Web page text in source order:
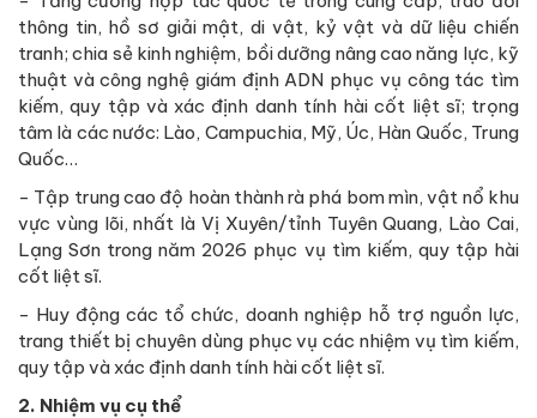
thông tin, hồ sơ giải mật, di vật, kỷ vật và dữ liệu chiến
tranh; chia sẻ kinh nghiệm, bồi dưỡng nâng cao năng lực, kỹ
thuật và công nghệ giám định ADN phục vụ công tác tìm
kiếm, quy tập và xác định danh tính hài cốt liệt sĩ; trọng
tâm là các nước: Lào, Campuchia, Mỹ, Úc, Hàn Quốc, Trung
Quốc…
- Tập trung cao độ hoàn thành rà phá bom mìn, vật nổ khu
vực vùng lõi, nhất là Vị Xuyên/tỉnh Tuyên Quang, Lào Cai,
Lạng Sơn trong năm 2026 phục vụ tìm kiếm, quy tập hài
cốt liệt sĩ.
- Huy động các tổ chức, doanh nghiệp hỗ trợ nguồn lực,
trang thiết bị chuyên dùng phục vụ các nhiệm vụ tìm kiếm,
quy tập và xác định danh tính hài cốt liệt sĩ.
2. Nhiệm vụ cụ thể